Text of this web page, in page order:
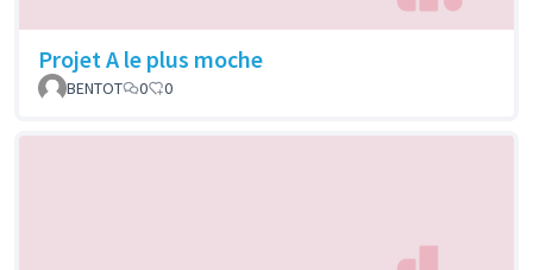
Projet A le plus moche
BENTOT 0 0